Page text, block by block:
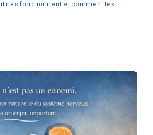
fonctionnent et comment les